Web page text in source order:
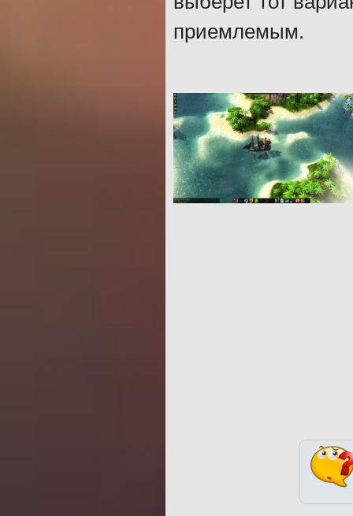
приемлемым.